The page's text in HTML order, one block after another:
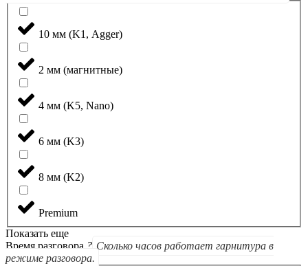
10 мм (K1, Agger)
2 мм (магнитные)
4 мм (K5, Nano)
6 мм (K3)
8 мм (K2)
Premium
Показать еще
Время разговора ? Сколько часов работает гарнитура в
режиме разговора.